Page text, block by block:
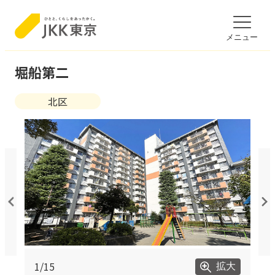
のページの本文へ移動
メニュー
堀船第二
北区
1/15
2/15
3/15
4/15
5/15
6/15
7/15
8/15
9/15
10/15
11/15
12/15
13/15
14/15
15/15 拡大